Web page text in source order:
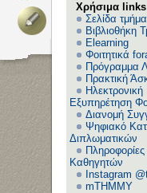
Χρήσιμα links
Σελίδα
Βιβλιοθήκη
Elearning
Φοιτητικά
Πρόγραμμα
Πρακτική
Ηλεκτρονική
Εξυπηρέτηση
Διανομή
Ψηφιακό
Διπλωματικών
Πληροφορίες
Καθηγητών
Instagram
mTHMMY